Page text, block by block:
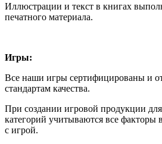
Иллюстрации и текст в книгах
печатного материала.
Игры:
Все наши игры сертифицированы и
стандартам качества.
При создании игровой продукции
категорий учитываются все факторы
с игрой.